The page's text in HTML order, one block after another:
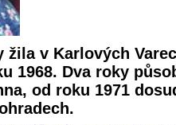
v Karlových
1968. Dva roky
od roku 1971